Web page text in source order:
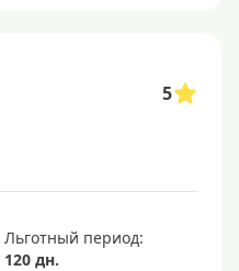
5
Льготный период:
120 дн.